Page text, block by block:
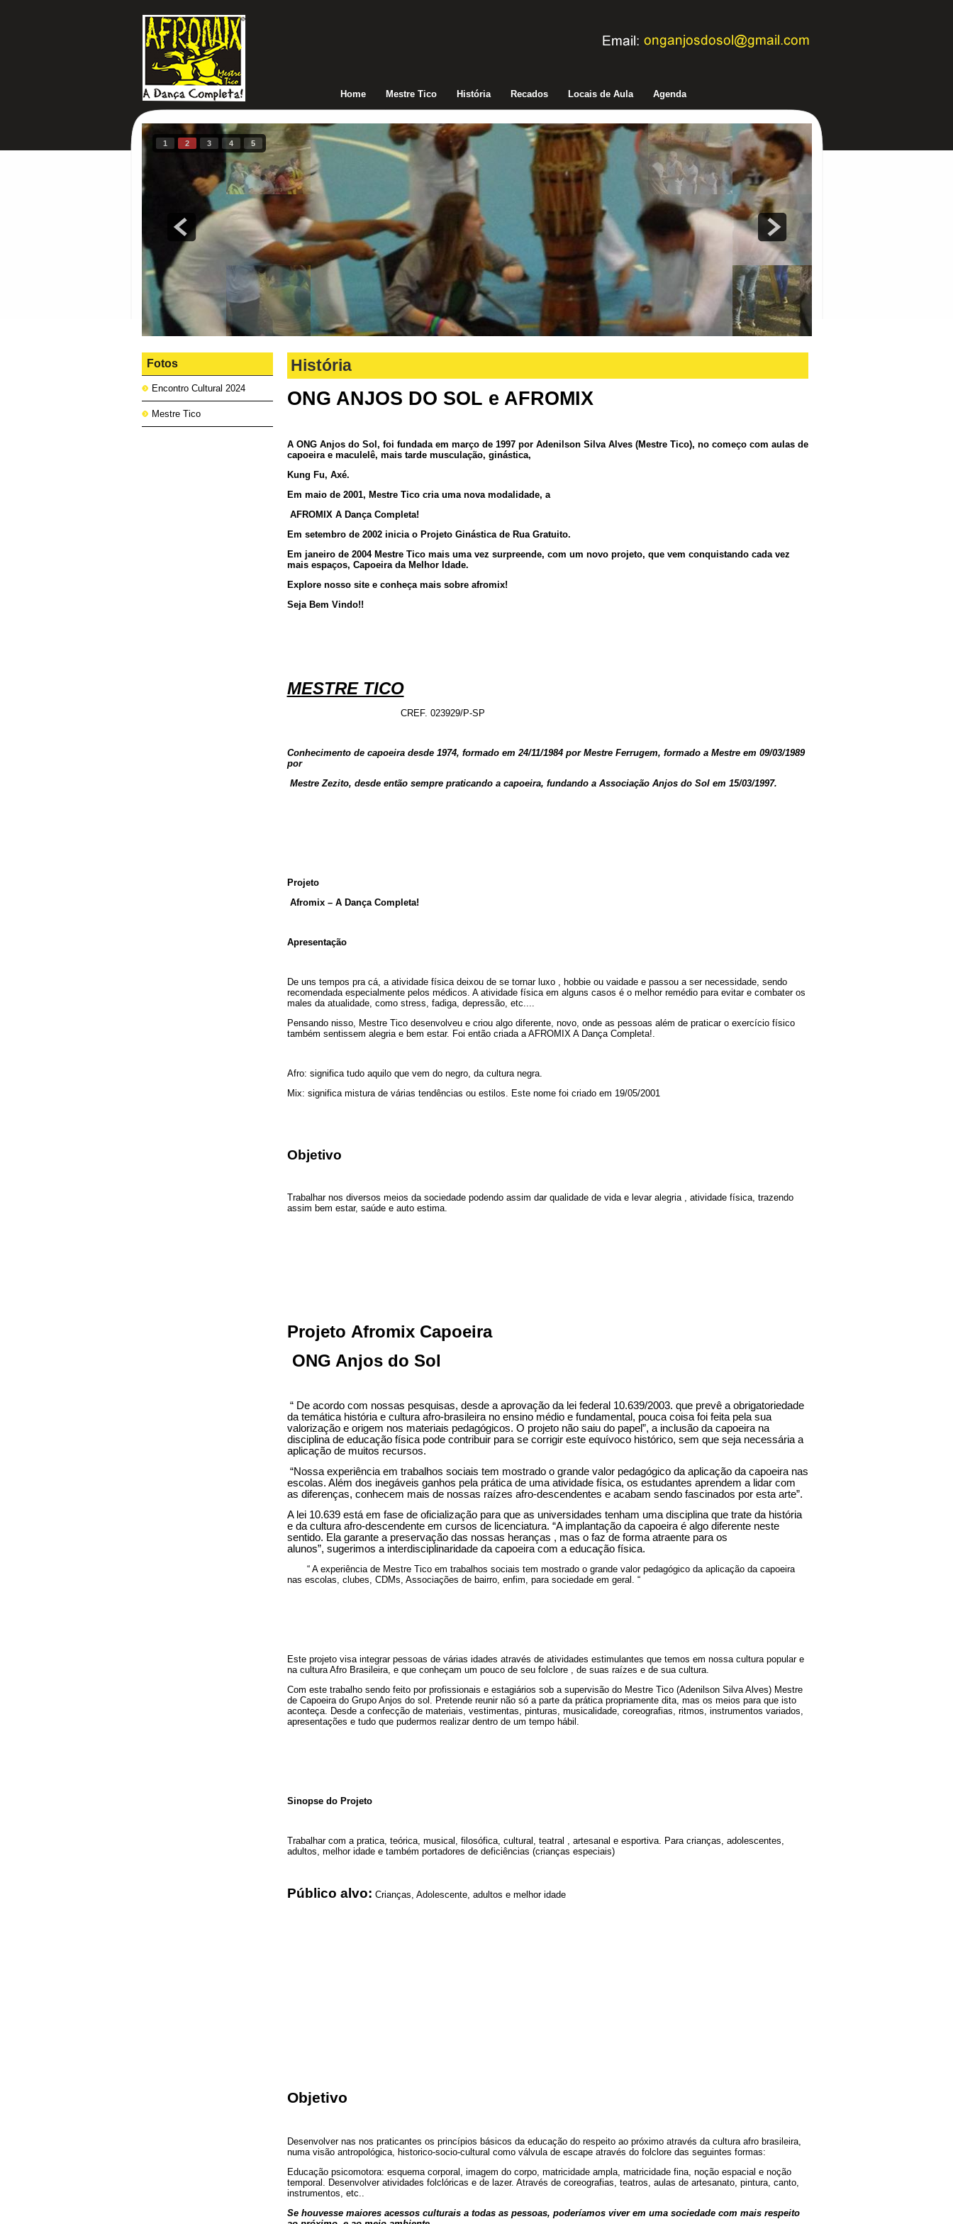
Home Mestre Tico História Recados Locais de Aula Agenda
1 2 3 4 5
Fotos
Encontro Cultural 2024
Mestre Tico
História
ONG ANJOS DO SOL e AFROMIX
A ONG Anjos do Sol, foi fundada em março de 1997 por Adenilson Silva Alves (Mestre Tico), no começo com aulas de
capoeira e maculelê, mais tarde musculação, ginástica,
Kung Fu, Axé.
Em maio de 2001, Mestre Tico cria uma nova modalidade, a
AFROMIX A Dança Completa!
Em setembro de 2002 inicia o Projeto Ginástica de Rua Gratuito.
Em janeiro de 2004 Mestre Tico mais uma vez surpreende, com um novo projeto, que vem conquistando cada vez
mais espaços, Capoeira da Melhor Idade.
Explore nosso site e conheça mais sobre afromix!
Seja Bem Vindo!!
MESTRE TICO
CREF. 023929/P-SP
Conhecimento de capoeira desde 1974, formado em 24/11/1984 por Mestre Ferrugem, formado a Mestre em 09/03/1989
por
Mestre Zezito, desde então sempre praticando a capoeira, fundando a Associação Anjos do Sol em 15/03/1997.
Projeto
Afromix – A Dança Completa!
Apresentação
De uns tempos pra cá, a atividade física deixou de se tornar luxo , hobbie ou vaidade e passou a ser necessidade, sendo
recomendada especialmente pelos médicos. A atividade física em alguns casos é o melhor remédio para evitar e combater os
males da atualidade, como stress, fadiga, depressão, etc....
Pensando nisso, Mestre Tico desenvolveu e criou algo diferente, novo, onde as pessoas além de praticar o exercício físico
também sentissem alegria e bem estar. Foi então criada a AFROMIX A Dança Completa!.
Afro: significa tudo aquilo que vem do negro, da cultura negra.
Mix: significa mistura de várias tendências ou estilos. Este nome foi criado em 19/05/2001
Objetivo
Trabalhar nos diversos meios da sociedade podendo assim dar qualidade de vida e levar alegria , atividade física, trazendo
assim bem estar, saúde e auto estima.
Projeto Afromix Capoeira
ONG Anjos do Sol
“ De acordo com nossas pesquisas, desde a aprovação da lei federal 10.639/2003. que prevê a obrigatoriedade
da temática história e cultura afro-brasileira no ensino médio e fundamental, pouca coisa foi feita pela sua
valorização e origem nos materiais pedagógicos. O projeto não saiu do papel”, a inclusão da capoeira na
disciplina de educação física pode contribuir para se corrigir este equívoco histórico, sem que seja necessária a
aplicação de muitos recursos.
“Nossa experiência em trabalhos sociais tem mostrado o grande valor pedagógico da aplicação da capoeira nas
escolas. Além dos inegáveis ganhos pela prática de uma atividade física, os estudantes aprendem a lidar com
as diferenças, conhecem mais de nossas raízes afro-descendentes e acabam sendo fascinados por esta arte”.
A lei 10.639 está em fase de oficialização para que as universidades tenham uma disciplina que trate da história
e da cultura afro-descendente em cursos de licenciatura. “A implantação da capoeira é algo diferente neste
sentido. Ela garante a preservação das nossas heranças , mas o faz de forma atraente para os
alunos”, sugerimos a interdisciplinaridade da capoeira com a educação física.
“ A experiência de Mestre Tico em trabalhos sociais tem mostrado o grande valor pedagógico da aplicação da capoeira
nas escolas, clubes, CDMs, Associações de bairro, enfim, para sociedade em geral. “
Este projeto visa integrar pessoas de várias idades através de atividades estimulantes que temos em nossa cultura popular e
na cultura Afro Brasileira, e que conheçam um pouco de seu folclore , de suas raízes e de sua cultura.
Com este trabalho sendo feito por profissionais e estagiários sob a supervisão do Mestre Tico (Adenilson Silva Alves) Mestre
de Capoeira do Grupo Anjos do sol. Pretende reunir não só a parte da prática propriamente dita, mas os meios para que isto
aconteça. Desde a confecção de materiais, vestimentas, pinturas, musicalidade, coreografias, ritmos, instrumentos variados,
apresentações e tudo que pudermos realizar dentro de um tempo hábil.
Sinopse do Projeto
Trabalhar com a pratica, teórica, musical, filosófica, cultural, teatral , artesanal e esportiva. Para crianças, adolescentes,
adultos, melhor idade e também portadores de deficiências (crianças especiais)
Público alvo: Crianças, Adolescente, adultos e melhor idade
Objetivo
Desenvolver nas nos praticantes os princípios básicos da educação do respeito ao próximo através da cultura afro brasileira,
numa visão antropológica, historico-socio-cultural como válvula de escape através do folclore das seguintes formas:
Educação psicomotora: esquema corporal, imagem do corpo, matricidade ampla, matricidade fina, noção espacial e noção
temporal. Desenvolver atividades folclóricas e de lazer. Através de coreografias, teatros, aulas de artesanato, pintura, canto,
instrumentos, etc..
Se houvesse maiores acessos culturais a todas as pessoas, poderíamos viver em uma sociedade com mais respeito